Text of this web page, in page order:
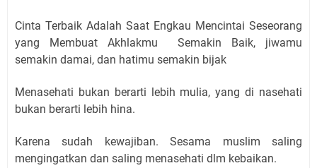
Cinta Terbaik Adalah Saat Engkau Mencintai Seseorang
yang Membuat Akhlakmu Semakin Baik, jiwamu
semakin damai, dan hatimu semakin bijak
Menasehati bukan berarti lebih mulia, yang di nasehati
bukan berarti lebih hina.
Karena sudah kewajiban. Sesama muslim saling
mengingatkan dan saling menasehati dlm kebaikan.